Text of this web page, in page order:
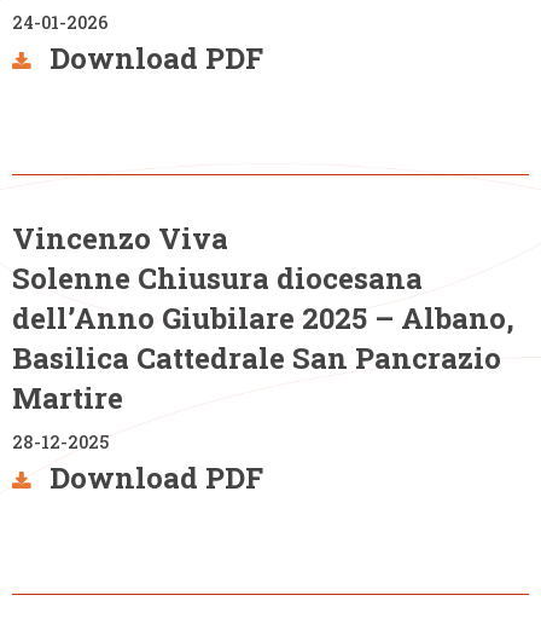
24-01-2026
Download PDF
Vincenzo Viva
Solenne Chiusura diocesana
dell’Anno Giubilare 2025 – Albano,
Basilica Cattedrale San Pancrazio
Martire
28-12-2025
Download PDF